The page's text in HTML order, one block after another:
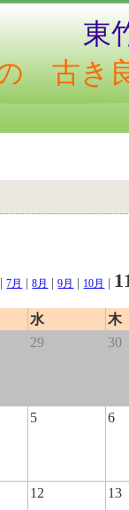
東
古き
|7月 |8月 |9月 | 10月 |
水 木
29 30
5 6
12 13